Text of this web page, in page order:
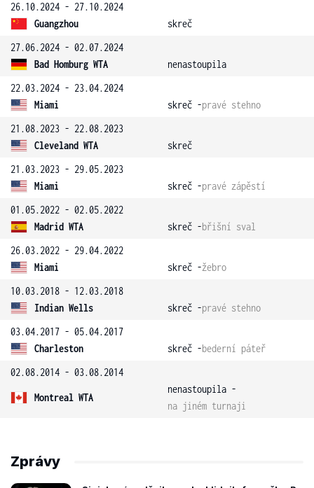
26.10.2024 - 27.10.2024
Guangzhou
skreč
27.06.2024 - 02.07.2024
Bad Homburg WTA
nenastoupila
22.03.2024 - 23.04.2024
Miami
skreč -pravé stehno
21.08.2023 - 22.08.2023
Cleveland WTA
skreč
21.03.2023 - 29.05.2023
Miami
skreč -pravé zápěstí
01.05.2022 - 02.05.2022
Madrid WTA
skreč -břišní sval
26.03.2022 - 29.04.2022
Miami
skreč -žebro
10.03.2018 - 12.03.2018
Indian Wells
skreč -pravé stehno
03.04.2017 - 05.04.2017
Charleston
skreč -bederní páteř
02.08.2014 - 03.08.2014
Montreal WTA
nenastoupila -
na jiném turnaji
Zprávy